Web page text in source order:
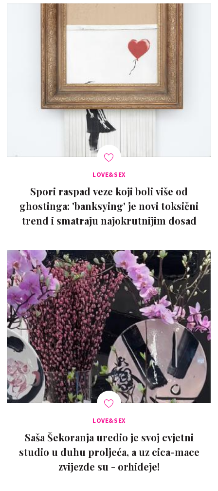
LOVE&SEX
Spori raspad veze koji boli više od
ghostinga: 'banksying' je novi toksični
trend i smatraju najokrutnijim dosad
LOVE&SEX
Saša Šekoranja uredio je svoj cvjetni
studio u duhu proljeća, a uz cica-mace
zvijezde su - orhideje!